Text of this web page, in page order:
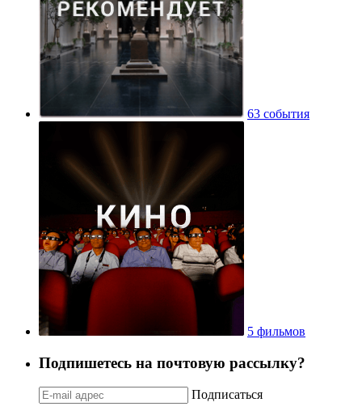
63 события
5 фильмов
Подпишетесь на почтовую рассылку?
Подписаться